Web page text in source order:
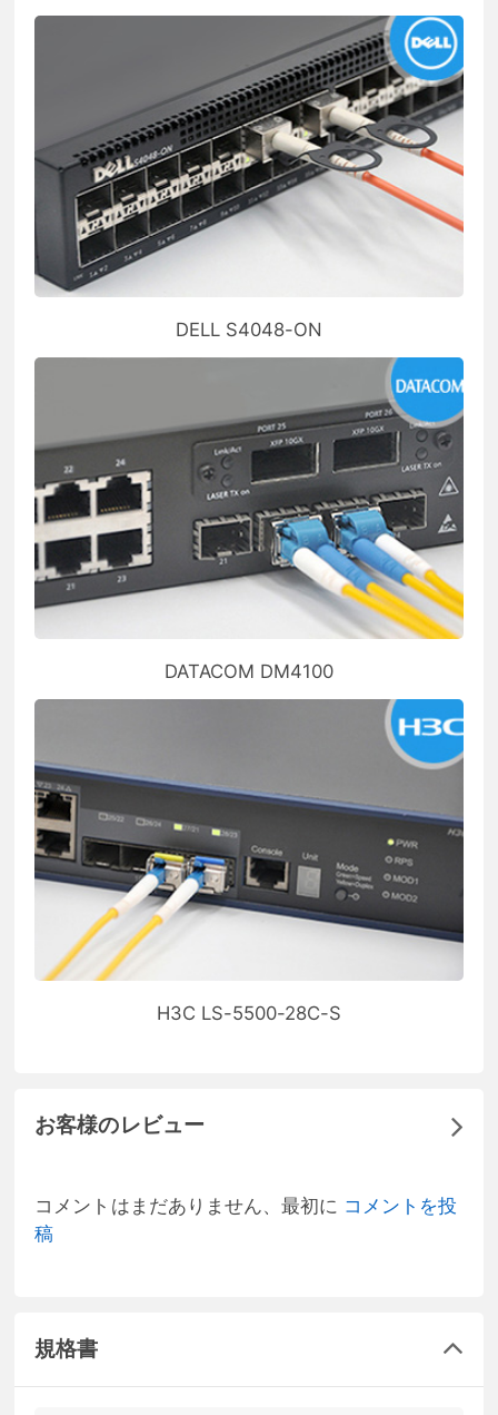
DELL S4048-ON
DATACOM DM4100
H3C LS-5500-28C-S
お客様のレビュー
コメントはまだありません、最初に コメントを投
稿
規格書